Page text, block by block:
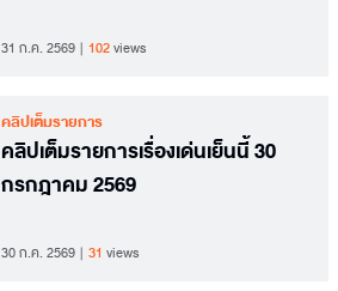
31 ก.ค. 2569 102views
คลิปเต็มรายการ
คลิปเต็มรายการเรื่องเด่นเย็นนี้ 30
กรกฎาคม 2569
30 ก.ค. 2569 31 views